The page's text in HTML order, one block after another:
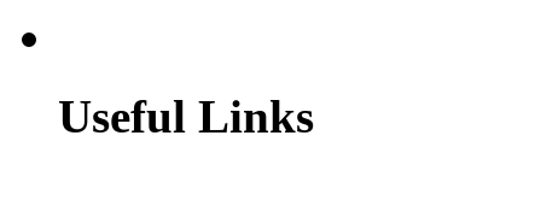
Useful Links